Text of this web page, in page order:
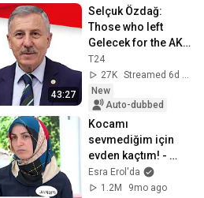
43:27
Selçuk Özdağ:
Those who left
Gelecek for the AK
Party are
Davutoğlu's
mistake!
T24
27K
Streamed 6d ago
New
Auto-dubbed
Kocamı
sevmediğim için
evden kaçtım! -
Esra Erol'da
Esra Erol'da
1.2M
9mo ago